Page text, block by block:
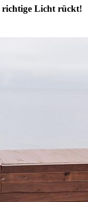
richtige Licht rückt!